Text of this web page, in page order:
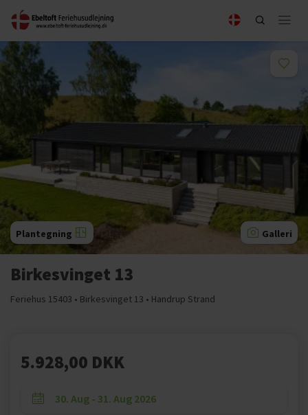
Plantegning Galleri
Birkesvinget 13
Feriehus 15403 • Birkesvinget 13 • Handrup Strand
5.928,00 DKK